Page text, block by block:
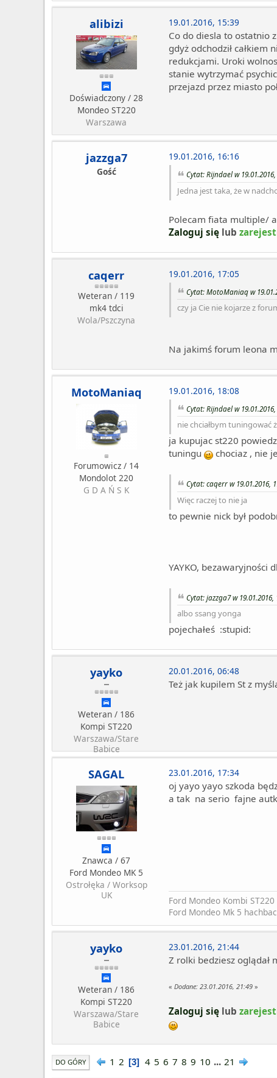
alibizi
Doświadczony / 28
Mondeo ST220
Warszawa
19.01.2016, 15:39
Co do diesla to ostatnio
gdyż odchodził całkiem
redukcjami. Uroki
stanie wytrzymać
przejazd przez miasto
jazzga7
Gość
19.01.2016, 16:16
Cytat: Rijndael w 19.01.2016,
Jedna jest taka, że w
Polecam fiata multiple/
Zaloguj się lub
caqerr
Weteran / 119
mk4 tdci
Wola/Pszczyna
19.01.2016, 17:05
Cytat: MotoManiaq w
czy ja Cie nie kojarze z
Na jakimś forum leona
MotoManiaq
Forumowicz / 14
Mondolot 220
G D A Ń S K
19.01.2016, 18:08
Cytat: Rijndael w 19.01.2016,
nie chciałbym tuningować
ja kupujac st220
tuningu
chociaz , nie
Cytat: caqerr w 19.01.2016,
Więc raczej to nie ja
to pewnie nick był
YAYKO, bezawaryjności
Cytat: jazzga7 w 19.01.2016,
albo ssang yonga
pojechałeś :stupid:
yayko
Weteran / 186
Kompi ST220
Warszawa/Stare
Babice
20.01.2016, 06:48
Też jak kupilem St z
SAGAL
Znawca / 67
Ford Mondeo MK 5
Ostrołęka / Worksop
UK
23.01.2016, 17:34
oj yayo yayo szkoda
a tak na serio fajne
Ford Mondeo Kombi ST220
Ford Mondeo Mk 5
yayko
Weteran / 186
Kompi ST220
Warszawa/Stare
Babice
23.01.2016, 21:44
Z rolki bedziesz oglądał
« Dodane: 23.01.2016, 21:49 »
Zaloguj się lub
DO GÓRY 1 2 3 4 5 6 7 8 9 10 ... 21